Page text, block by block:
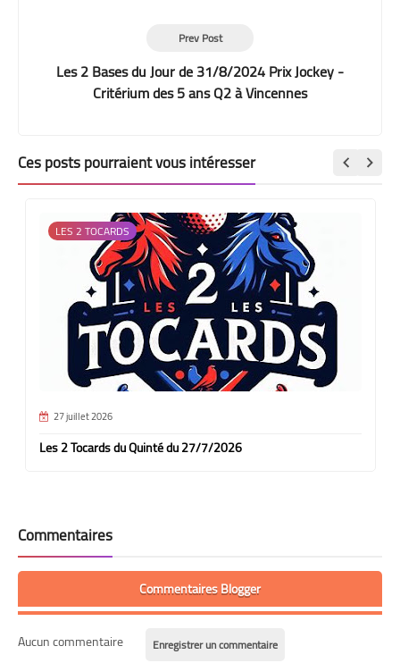
Prev Post
Les 2 Bases du Jour de 31/8/2024 Prix Jockey -
Critérium des 5 ans Q2 à Vincennes
Ces posts pourraient vous intéresser
LES 2 TOCARDS
27 juillet 2026
Les 2 Tocards du Quinté du 27/7/2026
Commentaires
Commentaires Blogger
Aucun commentaire Enregistrer un commentaire